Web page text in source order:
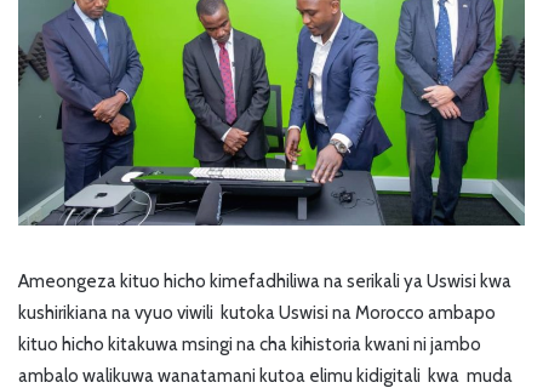
Ameongeza kituo hicho kimefadhiliwa na serikali ya Uswisi kwa
kushirikiana na vyuo viwili kutoka Uswisi na Morocco ambapo
kituo hicho kitakuwa msingi na cha kihistoria kwani ni jambo
ambalo walikuwa wanatamani kutoa elimu kidigitali kwa muda